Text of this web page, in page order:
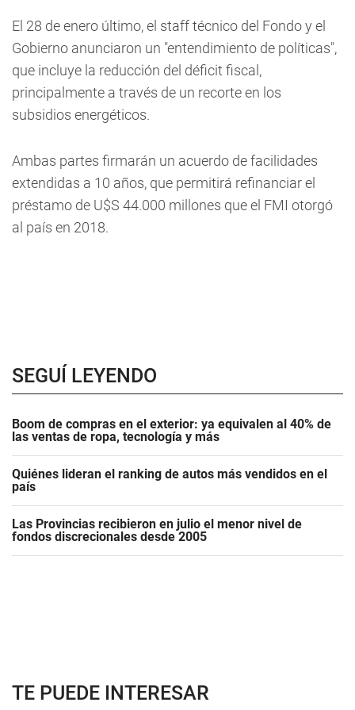
El 28 de enero último, el staff técnico del Fondo y el
Gobierno anunciaron un "entendimiento de políticas",
que incluye la reducción del déficit fiscal,
principalmente a través de un recorte en los
subsidios energéticos.
Ambas partes firmarán un acuerdo de facilidades
extendidas a 10 años, que permitirá refinanciar el
préstamo de U$S 44.000 millones que el FMI otorgó
al país en 2018.
SEGUÍ LEYENDO
Boom de compras en el exterior: ya equivalen al 40% de
las ventas de ropa, tecnología y más
Quiénes lideran el ranking de autos más vendidos en el
país
Las Provincias recibieron en julio el menor nivel de
fondos discrecionales desde 2005
TE PUEDE INTERESAR